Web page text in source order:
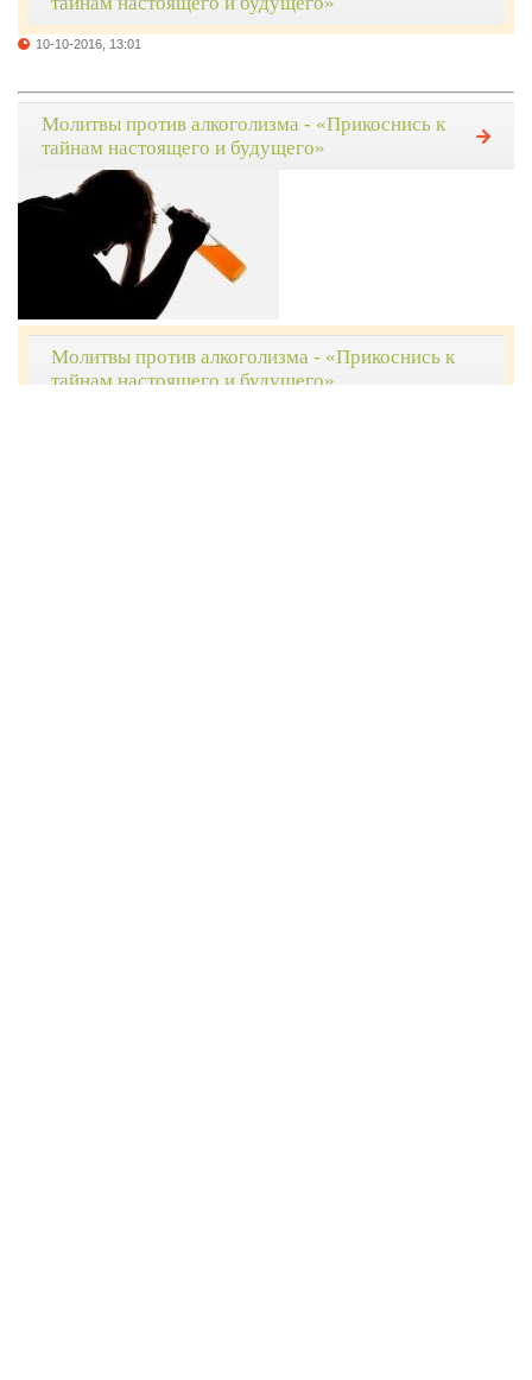
10-10-2016, 13:01
Молитвы против алкоголизма - «Прикоснись к
тайнам настоящего и будущего»
Молитвы против алкоголизма - «Прикоснись к
тайнам настоящего и будущего»